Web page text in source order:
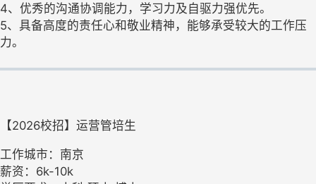
4、优秀的沟通协调能力，学习力及自驱力强优先。
5、具备高度的责任心和敬业精神，能够承受较大的工作压
力。
【2026校招】运营管培生
工作城市：南京
薪资：6k-10k